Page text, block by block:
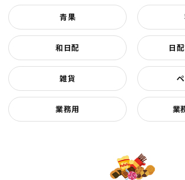
青果
和日配 日
雑貨
業務用 業